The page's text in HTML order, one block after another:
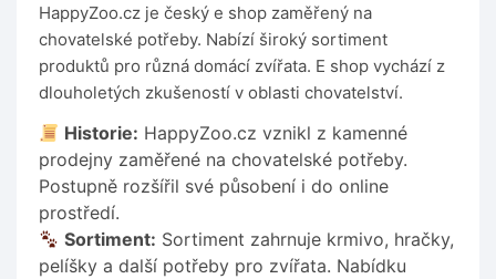
HappyZoo.cz je český e shop zaměřený na
chovatelské potřeby. Nabízí široký sortiment
produktů pro různá domácí zvířata. E shop vychází z
dlouholetých zkušeností v oblasti chovatelství.
Historie: HappyZoo.cz vznikl z kamenné
prodejny zaměřené na chovatelské potřeby.
Postupně rozšířil své působení i do online
prostředí.
Sortiment: Sortiment zahrnuje krmivo, hračky,
pelíšky a další potřeby pro zvířata. Nabídku